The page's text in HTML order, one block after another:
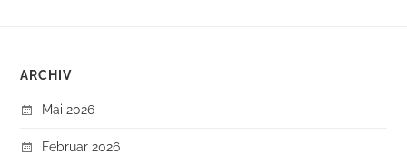
ARCHIV
Mai 2026
Februar 2026